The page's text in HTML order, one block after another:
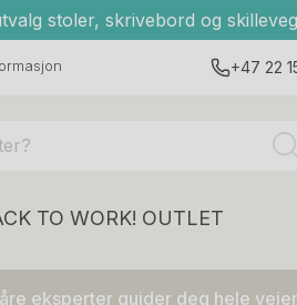
stoler, skrivebord og
+47 22
TO WORK! OUTLET
eksperter guider deg hele